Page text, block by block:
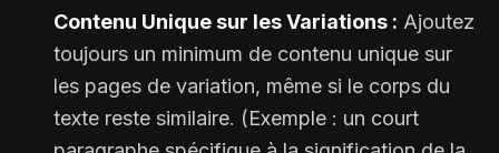
Contenu Unique sur les Variations : Ajoutez
toujours un minimum de contenu unique sur
les pages de variation, même si le corps du
texte reste similaire. (Exemple : un court